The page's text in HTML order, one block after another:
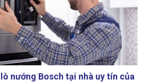
nướng Bosch tại nhà uy tín của